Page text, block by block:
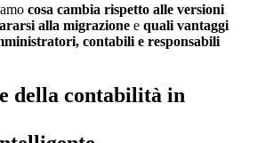
cosa cambia rispetto alle versioni
alla migrazione e quali vantaggi
contabili e responsabili
della contabilità in